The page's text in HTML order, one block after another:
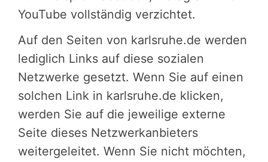
YouTube vollständig verzichtet.
Auf den Seiten von karlsruhe.de werden
lediglich Links auf diese sozialen
Netzwerke gesetzt. Wenn Sie auf einen
solchen Link in karlsruhe.de klicken,
werden Sie auf die jeweilige externe
Seite dieses Netzwerkanbieters
weitergeleitet. Wenn Sie nicht möchten,